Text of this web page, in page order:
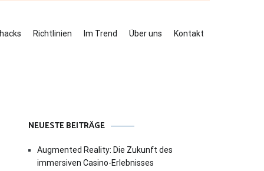
Richtlinien Im Trend Über uns Kontakt
NEUESTE BEITRÄGE
Augmented Reality: Die Zukunft des
immersiven Casino-Erlebnisses